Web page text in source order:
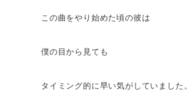
この曲をやり始めた頃の彼は
僕の目から見ても
タイミング的に早い気がしていました。